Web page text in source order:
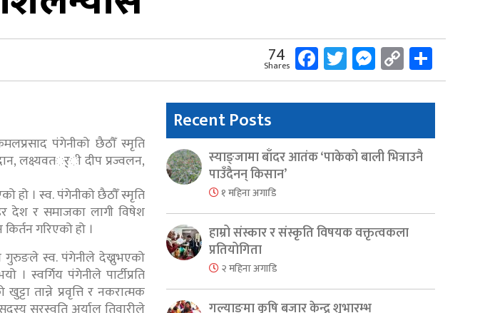
74
Shares Facebook
Twitter
Messenger
Copy
Link
पंगेनीको छैठौँ स्मृति
लक्ष्यवतर््ी दीप प्रज्वलन,
हो । स्व. पंगेनीको छैठौँ स्मृति
देश र समाजका लागी विषेश
गरिएको हो ।
गुरुङले स्व. पंगेनीले देख्नुभएको
। स्वर्गिय पंगेनीले पार्टीप्रति
तान्ने प्रवृत्ति र नकरात्मक
Recent Posts
स्याङ्जामा बाँदर आतंक ‘पाकेको बाली भित्राउनै
पाउँदैनन् किसान’
१ महिना अगाडि
हाम्रो संस्कार र संस्कृति विषयक वक्तृत्वकला
प्रतियोगिता
२ महिना अगाडि